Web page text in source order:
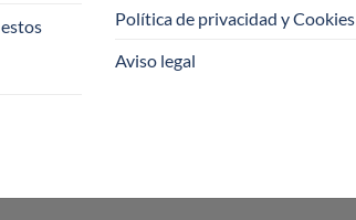
Política de privacidad y Cookies
Aviso legal